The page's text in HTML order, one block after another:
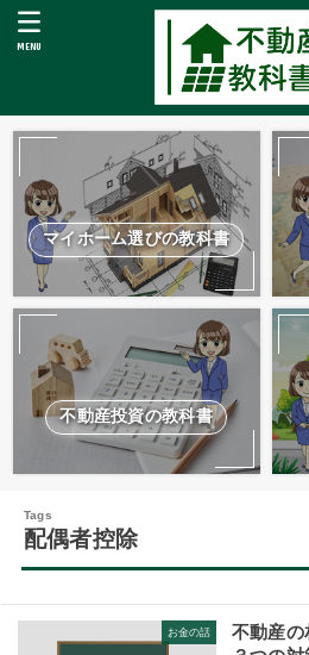
MENU
マイホーム選びの教科書
不動産投資の教科書
配偶者控除
お金の話
不動産の